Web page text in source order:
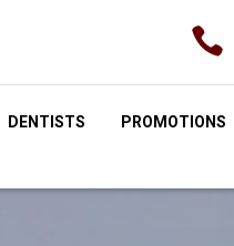
DENTISTS PROMOTIONS